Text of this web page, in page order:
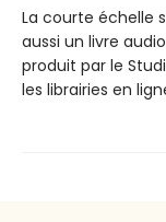
La courte échelle
aussi un livre
produit par le
les librairies en